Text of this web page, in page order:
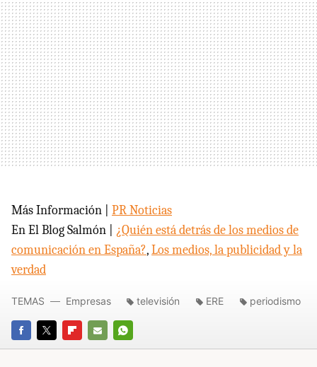
Más Información | PR Noticias
En El Blog Salmón | ¿Quién está detrás de los medios de
comunicación en España?,Los medios, la publicidad y la
verdad
FACEBOOK
TWITTERFLIPBOARD
E-
WHATSAPP
TEMAS Empresas televisión ERE periodismo